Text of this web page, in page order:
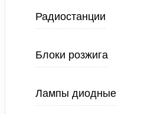
Радиостанции
Блоки розжига
Лампы диодные